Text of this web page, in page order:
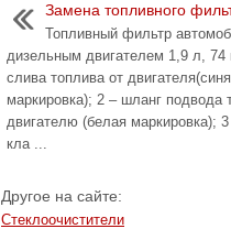
Замена топливного
Топливный фильтр
дизельным двигателем 1,9 л, 74
слива топлива от
маркировка); 2 – шланг подвода
двигателю (белая маркировка);
кла ...
Другое на сайте:
Стеклоочистители